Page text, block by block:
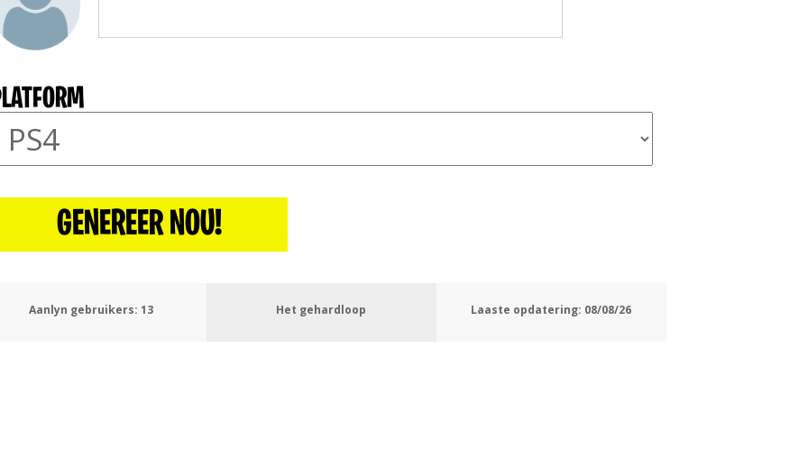
GENEREER NOU!
Aanlyn gebruikers: 16 Het gehardloop Laaste opdatering: 08/08/26